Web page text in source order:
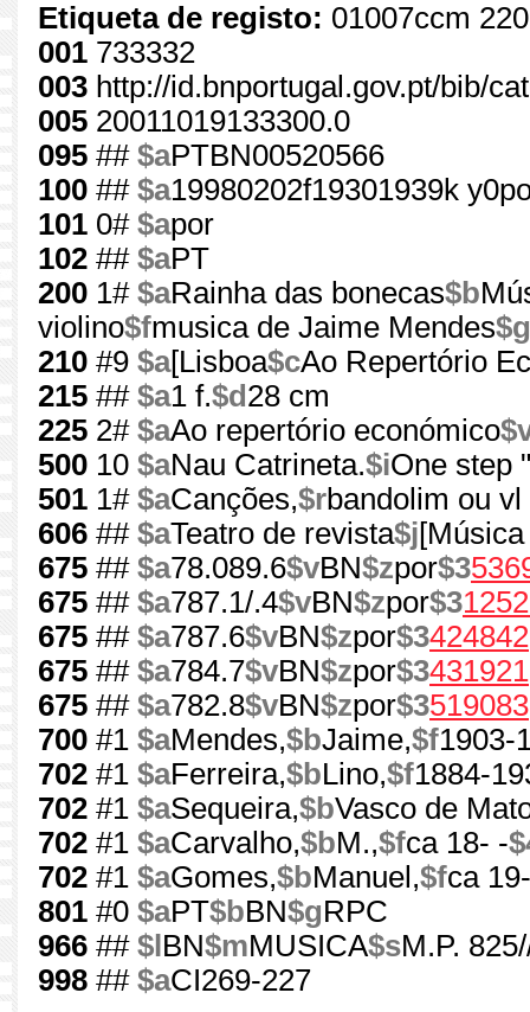
Etiqueta de registo: 01007ccm
001 733332
003 http://id.bnportugal.gov.pt/bib/
005 20011019133300.0
095 ## $aPTBN00520566
100 ## $a19980202f19301939k
101 0# $apor
102 ## $aPT
200 1# $aRainha das bonecas$b
violino$fmusica de Jaime Mendes$g
210 #9 $a[Lisboa$cAo Repertório
215 ## $a1 f.$d 28 cm
225 2# $aAo repertório económico
500 10 $aNau Catrineta.$iOne step
501 1# $aCanções,$rbandolim ou vl
606 ## $aTeatro de revista$j
675 ## $a78.089.6$vBN$zpor$3
675 ## $a787.1/.4$vBN$zpor$3
675 ## $a787.6$vBN$zpor$3424842
675 ## $a784.7$vBN$zpor$3431921
675 ## $a782.8$vBN$zpor$3519083
700 #1 $aMendes,$bJaime,$f1903-
702 #1 $aFerreira,$bLino,$f1884-
702 #1 $aSequeira,$bVasco de
702 #1 $aCarvalho,$bM.,$fca 18- -
702 #1 $aGomes,$bManuel,$fca
801 #0 $aPT$bBN$gRPC
966 ## $l BN$mMUSICA$sM.P.
998 ## $aCI269-227